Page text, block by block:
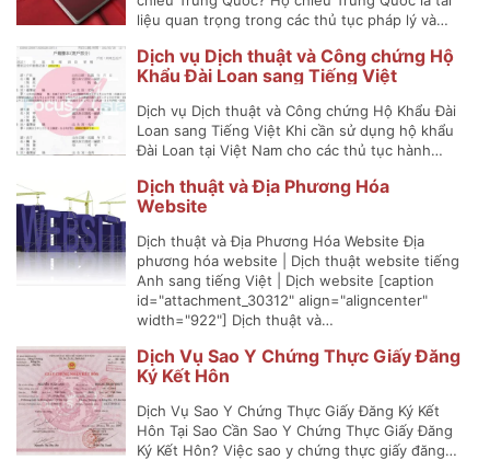
liệu quan trọng trong các thủ tục pháp lý và…
Dịch vụ Dịch thuật và Công chứng Hộ
Khẩu Đài Loan sang Tiếng Việt
Dịch vụ Dịch thuật và Công chứng Hộ Khẩu Đài
Loan sang Tiếng Việt Khi cần sử dụng hộ khẩu
Đài Loan tại Việt Nam cho các thủ tục hành…
Dịch thuật và Địa Phương Hóa
Website
Dịch thuật và Địa Phương Hóa Website Địa
phương hóa website | Dịch thuật website tiếng
Anh sang tiếng Việt | Dịch website [caption
id="attachment_30312" align="aligncenter"
width="922"] Dịch thuật và…
Dịch Vụ Sao Y Chứng Thực Giấy Đăng
Ký Kết Hôn
Dịch Vụ Sao Y Chứng Thực Giấy Đăng Ký Kết
Hôn Tại Sao Cần Sao Y Chứng Thực Giấy Đăng
Ký Kết Hôn? Việc sao y chứng thực giấy đăng…